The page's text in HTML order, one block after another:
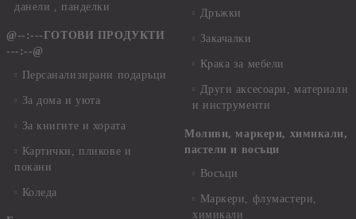
данели , панделки
@--:---ГОТОВИ ПРОДУКТИ
---:--@
Персанализирани подаръци
За дома и уюта
За книгите и хората
Картички, пликове и
покани
Коледа
Дръжки
Закачалки
Крака за мебели
Други аксесоари, материали
и инструменти
Моливи, маркери, химикали,
пастели и восъци
Восъци
Маркери, флумастери,
химикали